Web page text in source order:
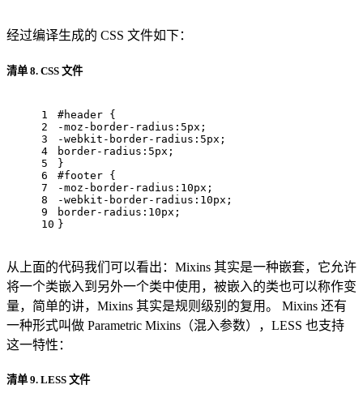
经过编译生成的 CSS 文件如下：
清单 8. CSS 文件
1
2
3
4
5
6
7
8
9
10
#header {
-moz-border-radius : 5px ;
-webkit-border-radius : 5px ;
border-radius : 5px ;
}
#footer {
-moz-border-radius : 10px ;
-webkit-border-radius : 10px ;
border-radius : 10px ;
}
从上面的代码我们可以看出：Mixins 其实是一种嵌套，它允许
将一个类嵌入到另外一个类中使用，被嵌入的类也可以称作变
量，简单的讲，Mixins 其实是规则级别的复用。 Mixins 还有
一种形式叫做 Parametric Mixins（混入参数），LESS 也支持
这一特性：
清单 9. LESS 文件